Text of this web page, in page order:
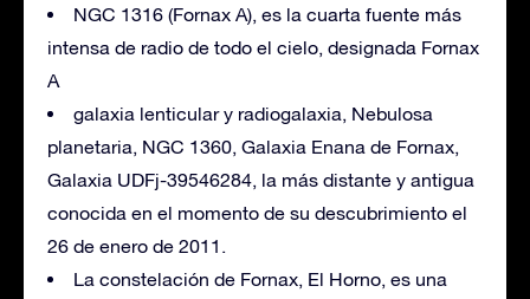
NGC 1316 (Fornax A), es la cuarta fuente más
intensa de radio de todo el cielo, designada Fornax
A
galaxia lenticular y radiogalaxia, Nebulosa
planetaria, NGC 1360, Galaxia Enana de Fornax,
Galaxia UDFj-39546284, la más distante y antigua
conocida en el momento de su descubrimiento el
26 de enero de 2011.
La constelación de Fornax, El Horno, es una